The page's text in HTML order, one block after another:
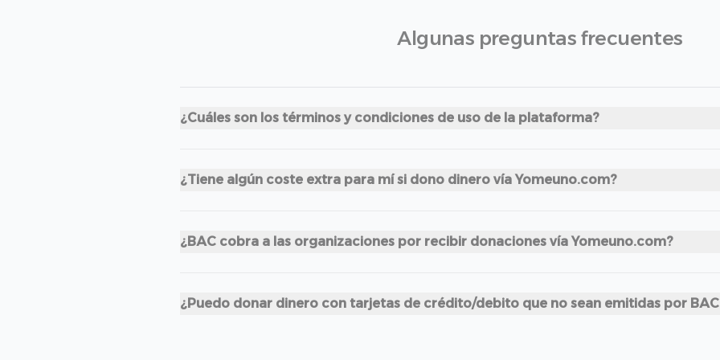
Algunas preguntas frecuentes
¿Cuáles son los términos y condiciones de uso de la plataforma?
¿Tiene algún coste extra para mí si dono dinero vía Yomeuno.com?
¿BAC cobra a las organizaciones por recibir donaciones vía Yomeuno.com?
¿Puedo donar dinero con tarjetas de crédito/debito que no sean emitidas por